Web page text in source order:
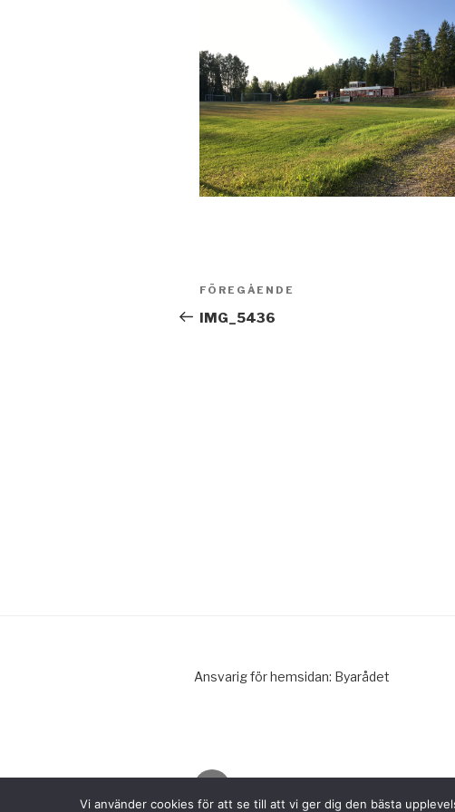
Inläggsnavigering
Föregående
inlägg
FÖREGÅENDE
IMG_5436
Ansvarig för hemsidan: Byarådet
Facebook
Vi använder cookies för att se till att vi ger dig den bästa